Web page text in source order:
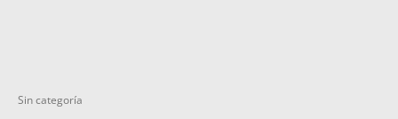
Sin categoría